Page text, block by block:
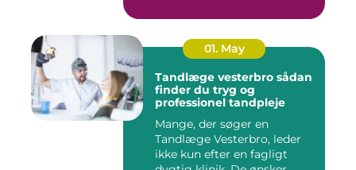
01. May
Tandlæge vesterbro sådan
finder du tryg og
professionel tandpleje
Mange, der søger en
Tandlæge Vesterbro, leder
ikke kun efter en fagligt